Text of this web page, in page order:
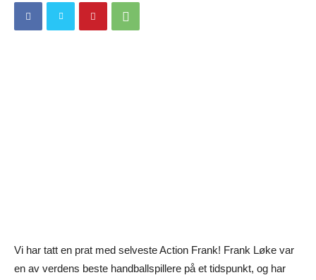
Vi har tatt en prat med selveste Action Frank! Frank Løke var
en av verdens beste handballspillere på et tidspunkt, og har